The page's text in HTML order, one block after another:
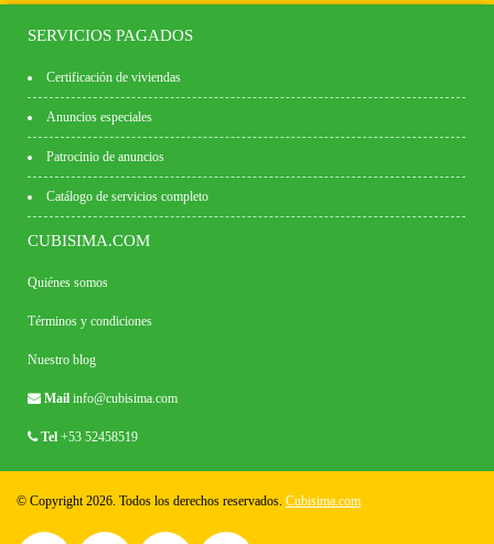
SERVICIOS PAGADOS
Certificación de viviendas
Anuncios especiales
Patrocinio de anuncios
Catálogo de servicios completo
CUBISIMA.COM
Quiénes somos
Términos y condiciones
Nuestro blog
Mail info@cubisima.com
Tel +53 52458519
© Copyright 2026. Todos los derechos reservados. Cubisima.com